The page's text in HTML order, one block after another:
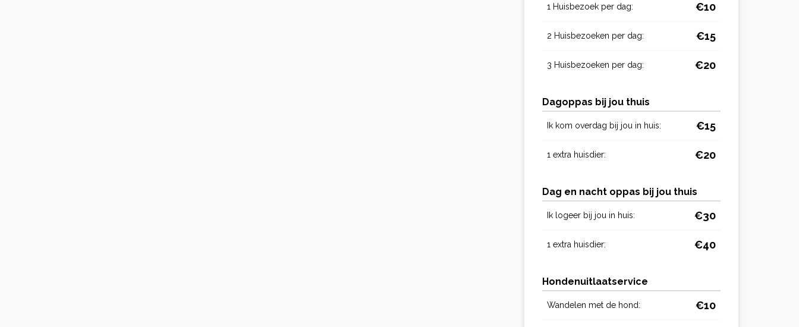
1 Huisbezoek per dag: €10
2 Huisbezoeken per dag: €15
3 Huisbezoeken per dag: €20
Dagoppas bij jou thuis
Ik kom overdag bij jou in huis: €15
1 extra huisdier: €20
Dag en nacht oppas bij jou thuis
Ik logeer bij jou in huis: €30
1 extra huisdier: €40
Hondenuitlaatservice
Wandelen met de hond: €10